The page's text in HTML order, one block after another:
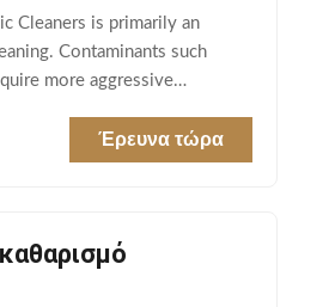
Cleaners is primarily an
Contaminants such
more aggressive
Έρευνα τώρα